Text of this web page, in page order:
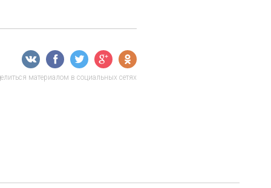
материалом в социальных сетях